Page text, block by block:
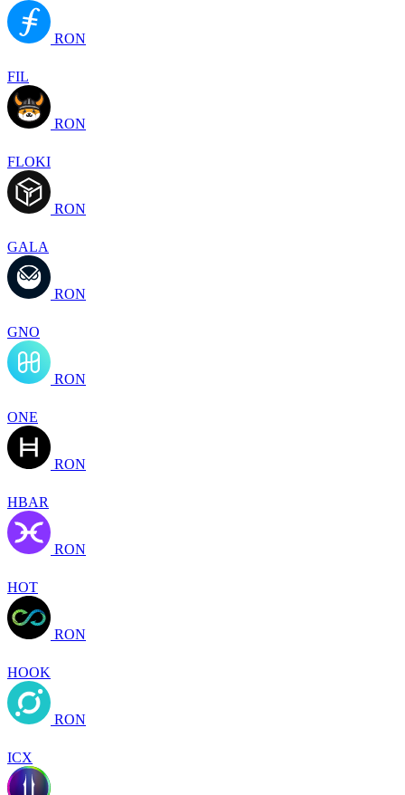
RON
FIL
RON
FLOKI
RON
GALA
RON
GNO
RON
ONE
RON
HBAR
RON
HOT
RON
HOOK
RON
ICX